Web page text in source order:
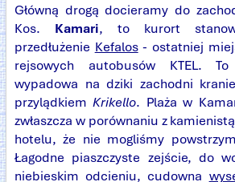
Główną drogą docieramy do
Kos. Kamari, to kurort
przedłużenie Kefalos- ostatniej
rejsowych autobusów KTEL. To
wypadowa na dziki zachodni
przylądkiemKrikello. Plaża w
zwłaszcza w porównaniu z
hotelu, że nie mogliśmy
Łagodne piaszczyste zejście, do
niebieskim odcieniu, cudowna